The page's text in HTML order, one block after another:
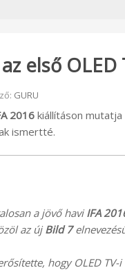
első
GURU
2016 kiállításon
ismertté.
a jövő haviIFA
az újBild 7
hogy OLED